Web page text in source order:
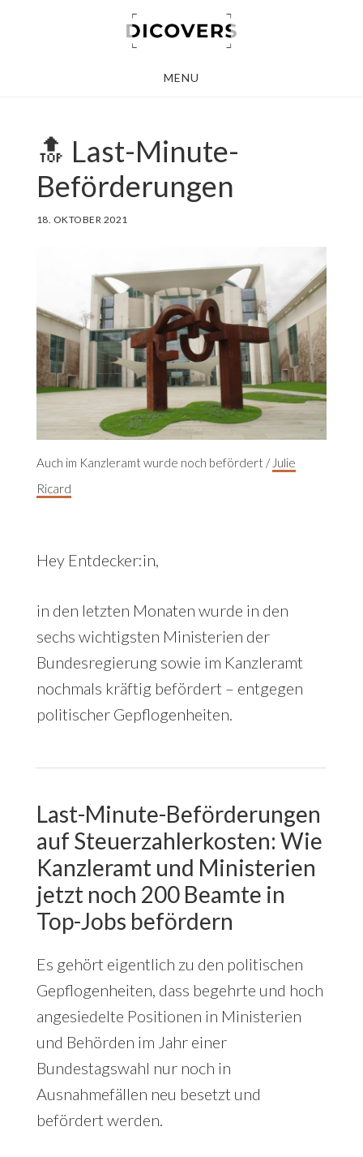
MENU
🔝 Last-Minute-
Beförderungen
18. OKTOBER 2021
Auch im Kanzleramt wurde noch befördert / Julie
Ricard
Hey Entdecker:in,
in den letzten Monaten wurde in den
sechs wichtigsten Ministerien der
Bundesregierung sowie im Kanzleramt
nochmals kräftig befördert – entgegen
politischer Gepflogenheiten.
Last-Minute-Beförderungen
auf Steuerzahlerkosten: Wie
Kanzleramt und Ministerien
jetzt noch 200 Beamte in
Top-Jobs befördern
Es gehört eigentlich zu den politischen
Gepflogenheiten, dass begehrte und hoch
angesiedelte Positionen in Ministerien
und Behörden im Jahr einer
Bundestagswahl nur noch in
Ausnahmefällen neu besetzt und
befördert werden.